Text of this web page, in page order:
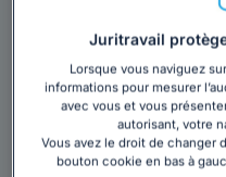
J'exerce depuis 2006
en matière
sont le droit immobilier
Juritravail
Lorsque vous naviguez
informations pour mesurer
avec vous et vous
autorisant, votre
Vous avez le droit de changer
bouton cookie en bas à